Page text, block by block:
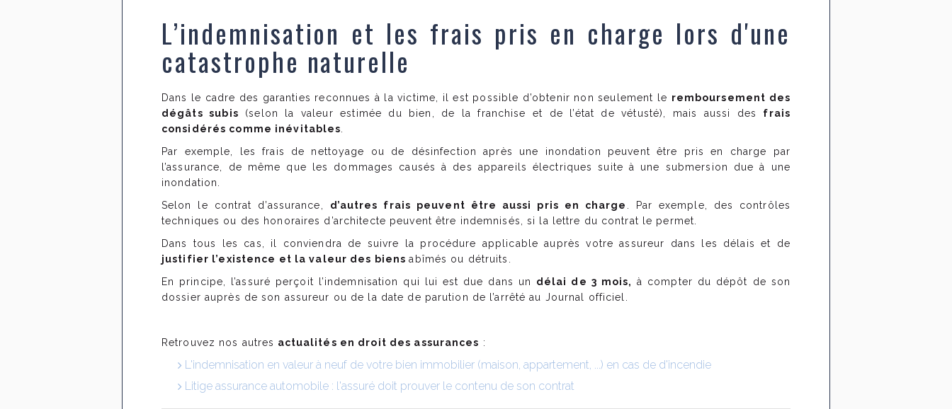
L’indemnisation et les frais pris en charge lors d'une
catastrophe naturelle
Dans le cadre des garanties reconnues à la victime, il est possible d’obtenir non seulement le remboursement des
dégâts subis (selon la valeur estimée du bien, de la franchise et de l’état de vétusté), mais aussi des frais
considérés comme inévitables
Par exemple, les frais de nettoyage ou de désinfection après une inondation peuvent être pris en charge par
l’assurance, de même que les dommages causés à des appareils électriques suite à une submersion due à une
inondation.
Selon le contrat d’assurance, d’autres frais peuvent être aussi pris en charge
. Par exemple, des contrôles
techniques ou des honoraires d’architecte peuvent être indemnisés, si la lettre du contrat le permet.
Dans tous les cas, il conviendra de suivre la procédure applicable auprès votre assureur dans les délais et de
justifier l’existence et la valeur des biensabîmés ou détruits.
En principe, l’assuré perçoit l’indemnisation qui lui est due dans un délai de 3 mois, à compter du dépôt de son
dossier auprès de son assureur ou de la date de parution de l’arrêté au Journal officiel.
Retrouvez nos autres actualités en droit des assurances :
L'indemnisation en valeur à neuf de votre bien immobilier (maison, appartement, ...) en cas de d'incendie
Litige assurance automobile : l'assuré doit prouver le contenu de son contrat